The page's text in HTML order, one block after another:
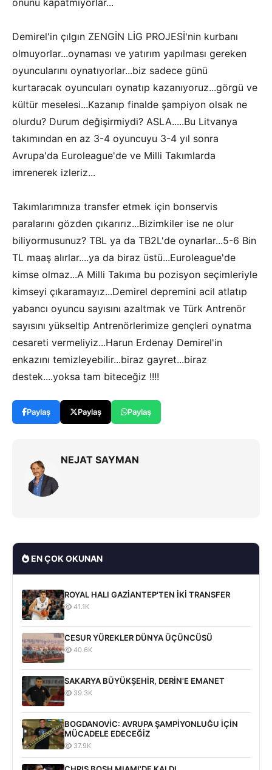
önünü kapatmıyorlar...
Demirel'in çılgın ZENGİN LİG PROJESİ'nin kurbanı
olmuyorlar...oynaması ve yatırım yapılması gereken
oyuncularını oynatıyorlar...biz sadece günü
kurtaracak oyuncuları oynatıp kazanıyoruz...görgü ve
kültür meselesi...Kazanıp finalde şampiyon olsak ne
olurdu? Durum değişirmiydi? ASLA.....Bu Litvanya
takımından en az 3-4 oyuncuyu 3-4 yıl sonra
Avrupa'da Euroleague'de ve Milli Takımlarda
imrenerek izleriz...
Takımlarımnıza transfer etmek için bonservis
paralarını gözden çıkarırız...Bizimkiler ise ne olur
biliyormusunuz? TBL ya da TB2L'de oynarlar...5-6 Bin
TL maaş alırlar....ya da biraz üstü...Euroleague'de
kimse olmaz...A Milli Takıma bu pozisyon seçimleriyle
kimseyi çıkaramayız...Demirel depremini acil atlatıp
yabancı oyuncu sayısını azaltmak ve Türk Antrenör
sayısını yükseltip Antrenörlerimize gençleri oynatma
cesareti vermeliyiz...Harun Erdenay Demirel'in
enkazını temizleyebilir...biraz gayret...biraz
destek....yoksa tam biteceğiz !!!!
Paylaş Paylaş Paylaş
NEJAT SAYMAN
EN ÇOK OKUNAN
ROYAL HALI GAZİANTEP'TEN İKİ TRANSFER
41.1K
CESUR YÜREKLER DÜNYA ÜÇÜNCÜSÜ
40.6K
SAKARYA BÜYÜKŞEHİR, DERİN'E EMANET
39.3K
BOGDANOVİC: AVRUPA ŞAMPİYONLUĞU İÇİN
MÜCADELE EDECEĞİZ
37.9K